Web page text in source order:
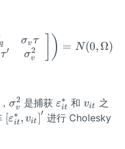
{i
t}
q
τ′
σvτ
σv
2 ) = N(0, Ω)
\s
ig
σv
2 是捕获\v
ar
εit
∗ 和v
_
vit
之
\le
[εit
∗ , vit]′ 进行 Cholesky